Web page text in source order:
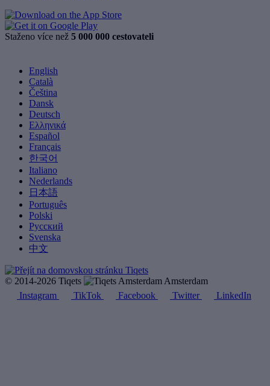
Staženo více než 5 000 000 cestovateli
English
Català
Čeština
Dansk
Deutsch
Ελληνικά
Español
Français
한국어
Italiano
Nederlands
日本語
Português
Polski
Русский
Svenska
中文
© 2014-2026 Tiqets
Amsterdam
Instagram
TikTok Facebook Twitter LinkedIn